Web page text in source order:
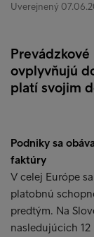
Uverejnený
ovplyvňujú
platí svojim
Podniky sa
faktúry
V celej Európe
platobnú
predtým. Na
nasledujúcich